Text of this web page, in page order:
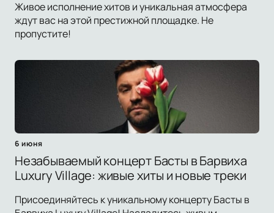
Живое исполнение хитов и уникальная атмосфера
ждут вас на этой престижной площадке. Не
пропустите!
6 июня
Незабываемый концерт Басты в Барвиха
Luxury Village: живые хиты и новые треки
Присоединяйтесь к уникальному концерту Басты в